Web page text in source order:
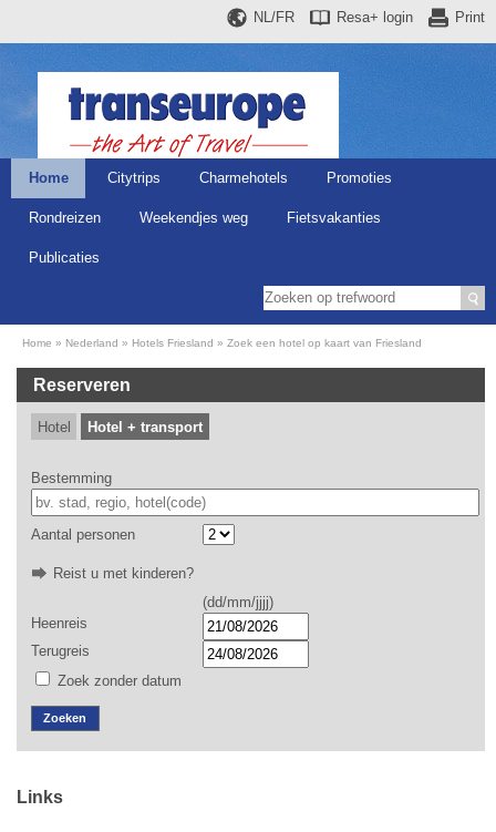
Print
Resa+ login
NL/FR
Home Citytrips Charmehotels Promoties
Rondreizen Weekendjes weg Fietsvakanties
Publicaties
Home Nederland Hotels Friesland Zoek een hotel op kaart van Friesland
Reserveren
Hotel Hotel + transport
Bestemming
Aantal personen
Reist u met kinderen?
(dd/mm/jjjj)
Heenreis
Terugreis
Zoek zonder datum
Zoeken
Links